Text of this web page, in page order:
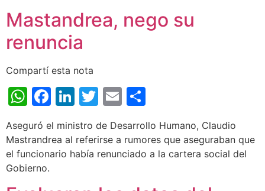
Mastandrea, nego su
renuncia
Compartí esta nota
WhatsApp
Facebook
LinkedIn
Twitter
Email
Aseguró el ministro de Desarrollo Humano, Claudio
Mastrandrea al referirse a rumores que aseguraban que
el funcionario había renunciado a la cartera social del
Gobierno.